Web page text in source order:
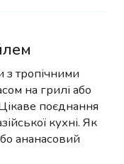
з тропічними
на грилі або
поєднання
кухні. Як
ананасовий